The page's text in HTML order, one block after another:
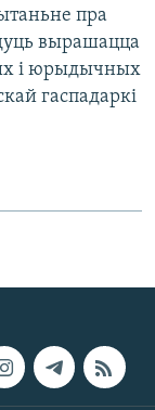
пра
вырашацца
і юрыдычных
гаспадаркі